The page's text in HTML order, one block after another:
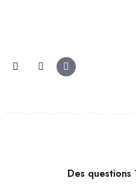
Des questions